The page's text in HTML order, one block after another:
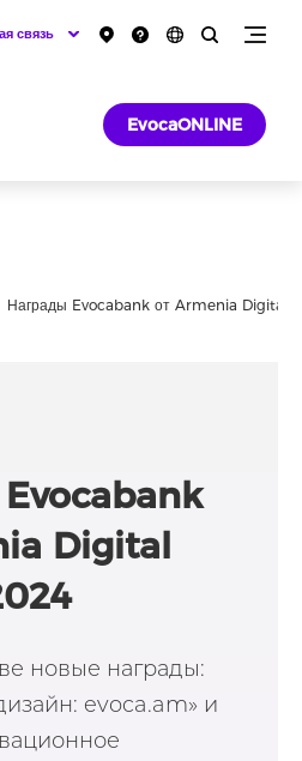
связь
EvocaONLINE
Награды Evocabank от Armenia Digital
Digital
новые награды:
evoca.am» и